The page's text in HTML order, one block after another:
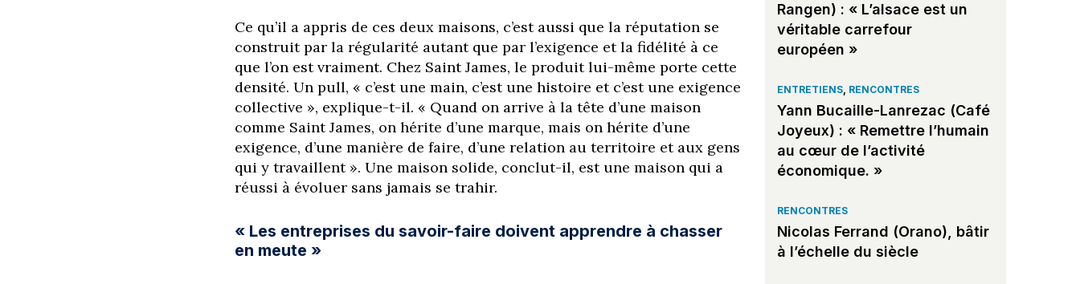
Ce qu’il a appris de ces deux maisons, c’est aussi que la réputation se
construit par la régularité autant que par l’exigence et la fidélité à ce
que l’on est vraiment. Chez Saint James, le produit lui-même porte cette
densité. Un pull, « c’est une main, c’est une histoire et c’est une exigence
collective », explique-t-il. « Quand on arrive à la tête d’une maison
comme Saint James, on hérite d’une marque, mais on hérite d’une
exigence, d’une manière de faire, d’une relation au territoire et aux gens
qui y travaillent ». Une maison solide, conclut-il, est une maison qui a
réussi à évoluer sans jamais se trahir.
« Les entreprises du savoir-faire doivent apprendre à chasser
en meute »
Rangen) : « L’alsace est un
véritable carrefour
européen »
ENTRETIENS, RENCONTRES
Yann Bucaille-Lanrezac (Café
Joyeux) : « Remettre l’humain
au cœur de l’activité
économique. »
RENCONTRES
Nicolas Ferrand (Orano), bâtir
à l’échelle du siècle